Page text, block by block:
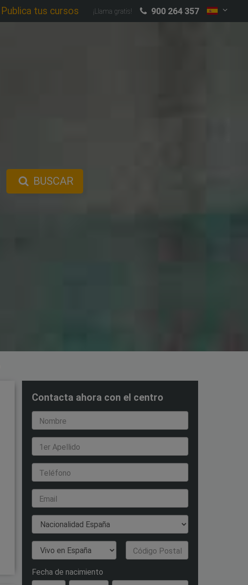
Publica tus cursos ¡Llama gratis! 900 264 357
BUSCAR
Contacta ahora con el centro
Nombre
1er Apellido
Teléfono
Email
Nacionalidad
País de Residencia Código Postal
Fecha de nacimiento